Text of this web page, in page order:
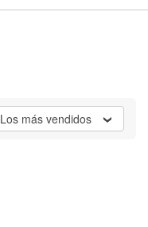
Los más vendidos